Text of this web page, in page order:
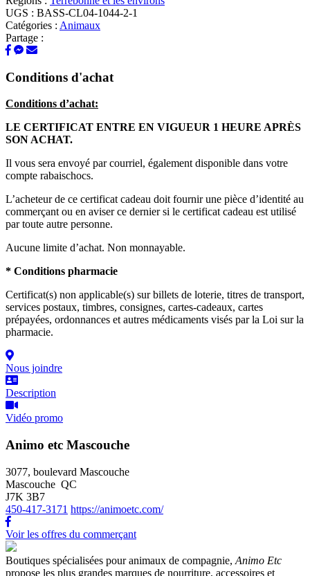
UGS : BASS-CL04-1044-2-1
Catégories : Animaux
Partage :
Conditions d'achat
Conditions d’achat:
LE CERTIFICAT ENTRE EN VIGUEUR 1 HEURE APRÈS
SON ACHAT.
Il vous sera envoyé par courriel, également disponible dans votre
compte rabaischocs.
L’acheteur de ce certificat cadeau doit fournir une pièce d’identité au
commerçant ou en aviser ce dernier si le certificat cadeau est utilisé
par toute autre personne.
Aucune limite d’achat. Non monnayable.
* Conditions pharmacie
Certificat(s) non applicable(s) sur billets de loterie, titres de transport,
services postaux, timbres, consignes, cartes-cadeaux, cartes
prépayées, ordonnances et autres médicaments visés par la Loi sur la
pharmacie.
Nous joindre
Description
Vidéo promo
Animo etc Mascouche
3077, boulevard Mascouche
Mascouche QC
J7K 3B7
450-417-3171 https://animoetc.com/
Voir les offres du commerçant
Boutiques spécialisées pour animaux de compagnie, Animo Etc
propose les plus grandes marques de nourriture, accessoires et